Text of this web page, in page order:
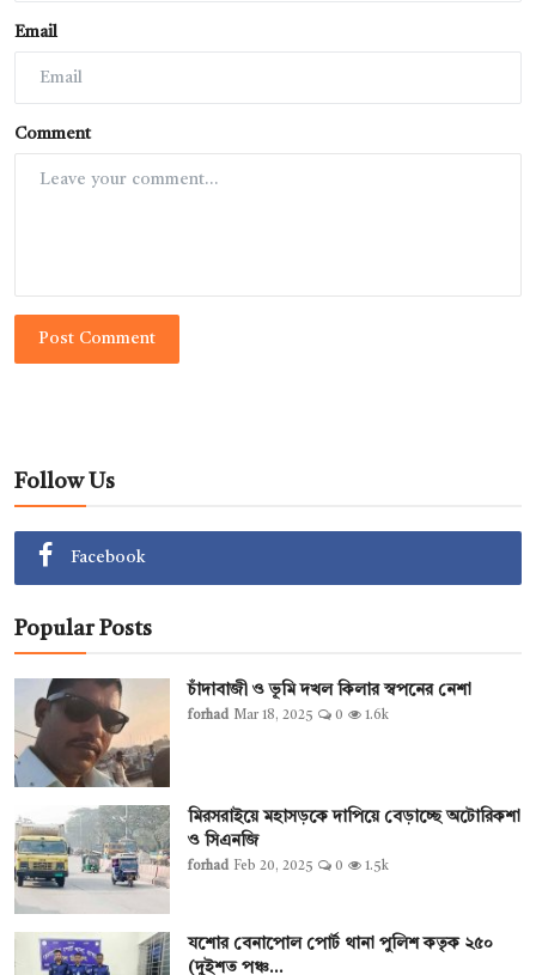
Email
Comment
Post Comment
Follow Us
Facebook
Popular Posts
চাঁদাবাজী ও ভূমি দখল কিলার স্বপনের নেশা
forhad Mar 18, 2025 0 1.6k
মিরসরাইয়ে মহাসড়কে দাপিয়ে বেড়াচ্ছে অটোরিকশা
ও সিএনজি
forhad Feb 20, 2025 0 1.5k
যশোর বেনাপোল পোর্ট থানা পুলিশ কতৃক ২৫০
(দুইশত পঞ্চ...